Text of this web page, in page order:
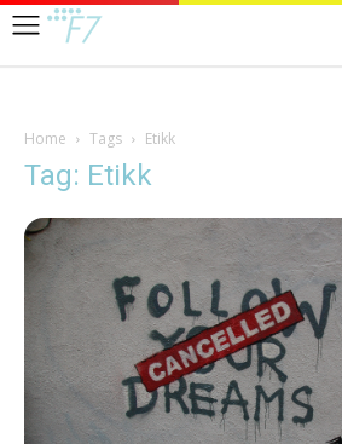
Home Tags Etikk
Tag: Etikk